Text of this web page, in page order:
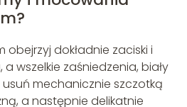
obejrzyj dokładnie zaciski i
wszelkie zaśniedzenia, biały
mechanicznie szczotką
a następnie delikatnie